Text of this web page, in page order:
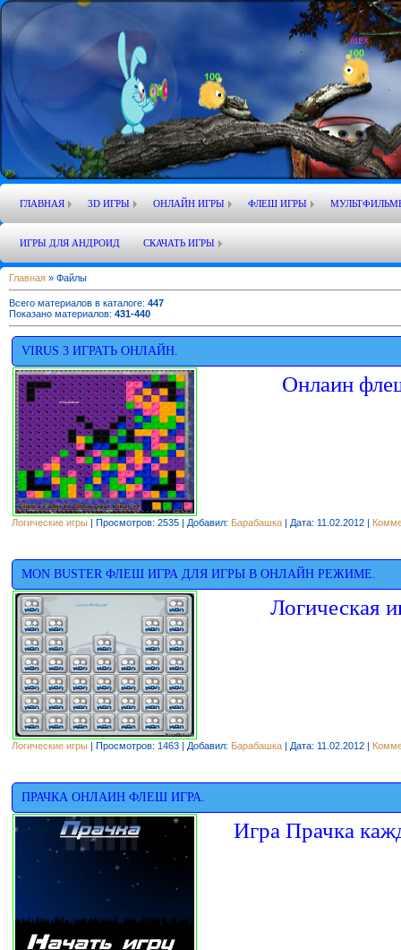
ГЛАВНАЯ 3D ИГРЫ ОНЛАЙН ИГРЫ ФЛЕШ ИГРЫ
ИГРЫ ДЛЯ АНДРОИД СКАЧАТЬ ИГРЫ
Главная » Файлы
Всего материалов в каталоге: 447
Показано материалов: 431-440
VIRUS 3 ИГРАТЬ ОНЛАЙН.
Онлаин
Логические игры | Просмотров: 2535 | Добавил: Барабашка | Дата: 11.02.2012 |
MON BUSTER ФЛЕШ ИГРА ДЛЯ ИГРЫ В ОНЛАЙН РЕЖИМЕ.
Логическая
Логические игры | Просмотров: 1463 | Добавил: Барабашка | Дата: 11.02.2012 |
ПРАЧКА ОНЛАИН ФЛЕШ ИГРА.
Игра Прачка